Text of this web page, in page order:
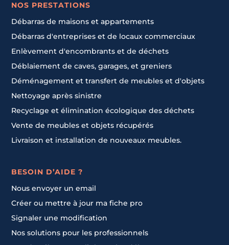
NOS PRESTATIONS
Débarras de maisons et appartements
Débarras d'entreprises et de locaux commerciaux
Enlèvement d'encombrants et de déchets
Déblaiement de caves, garages, et greniers
Déménagement et transfert de meubles et d'objets
Nettoyage après sinistre
Recyclage et élimination écologique des déchets
Vente de meubles et objets récupérés
Livraison et installation de nouveaux meubles.
BESOIN D’AIDE ?
Nous envoyer un email
Créer ou mettre à jour ma fiche pro
Signaler une modification
Nos solutions pour les professionnels